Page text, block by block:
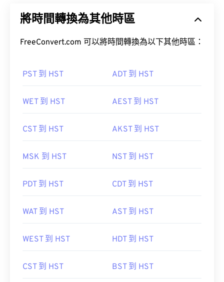
將時間轉換為其他時區
FreeConvert.com 可以將時間轉換為以下其他時區：
PST 到 HST ADT 到 HST
WET 到 HST AEST 到 HST
CST 到 HST AKST 到 HST
MSK 到 HST NST 到 HST
PDT 到 HST CDT 到 HST
WAT 到 HST AST 到 HST
WEST 到 HST HDT 到 HST
CST 到 HST BST 到 HST